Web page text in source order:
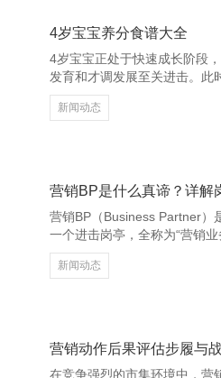
句富裕哲理的话领导咱们，东
果。 还有东谈主说：“不要为
有价值的东
4岁宝宝养分食谱大全
4岁宝宝正处于快速成长阶段
发育和才调发展至关进击。此
种食物，但需扎眼养分平衡、
设－网站制作－网站开发公司
花等，有助于增强免疫力。晚
叶菜，匡助消化。 此外，每
奶成品摄入，促进钙质采纳。
或小块生果，幸免高糖
新闻动态
营销BP（Business Partner）
一个进击岗亭，全称为“营销业
理上的市集或销售东谈主员，
实施的要津桥梁。 营销BP的
拔。他们既是政策的实施者，
阳网站建设－网站制作－网站
新闻动态
在竞争强烈的市集环境中，营